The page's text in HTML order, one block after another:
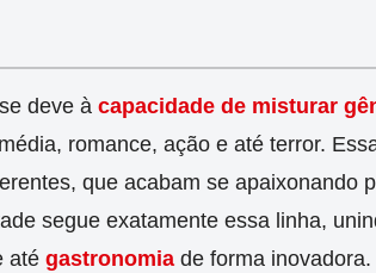
deve à capacidade de misturar
romance, ação e até terror.
que acabam se apaixonando
segue exatamente essa linha,
até gastronomia de forma inovadora.